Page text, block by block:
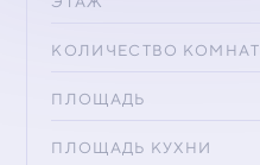
КОЛИЧЕСТВО КОМНАТ
ПЛОЩАДЬ
ПЛОЩАДЬ КУХНИ